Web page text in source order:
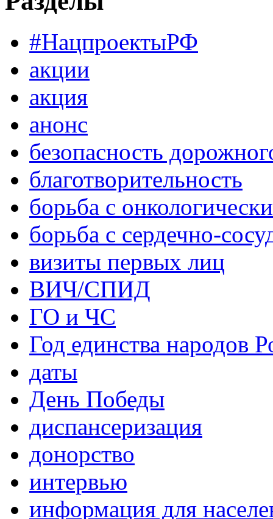
#НацпроектыРФ
акции
акция
анонс
безопасность
благотворительность
борьба с
борьба с сердечно-
визиты первых лиц
ВИЧ/СПИД
ГО и ЧС
Год единства народов
даты
День Победы
диспансеризация
донорство
интервью
информация для